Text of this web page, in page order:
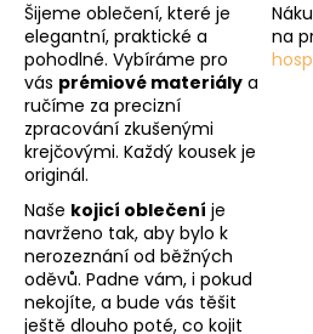
Šijeme oblečení, které je
elegantní, praktické a
pohodlné. Vybíráme pro
vás prémiové materiály a
ručíme za precizní
zpracování zkušenými
krejčovými. Každý kousek je
originál.
Naše kojicí oblečení je
navrženo tak, aby bylo k
nerozeznání od běžných
oděvů. Padne vám, i pokud
nekojíte, a bude vás těšit
ještě dlouho poté, co kojit
na